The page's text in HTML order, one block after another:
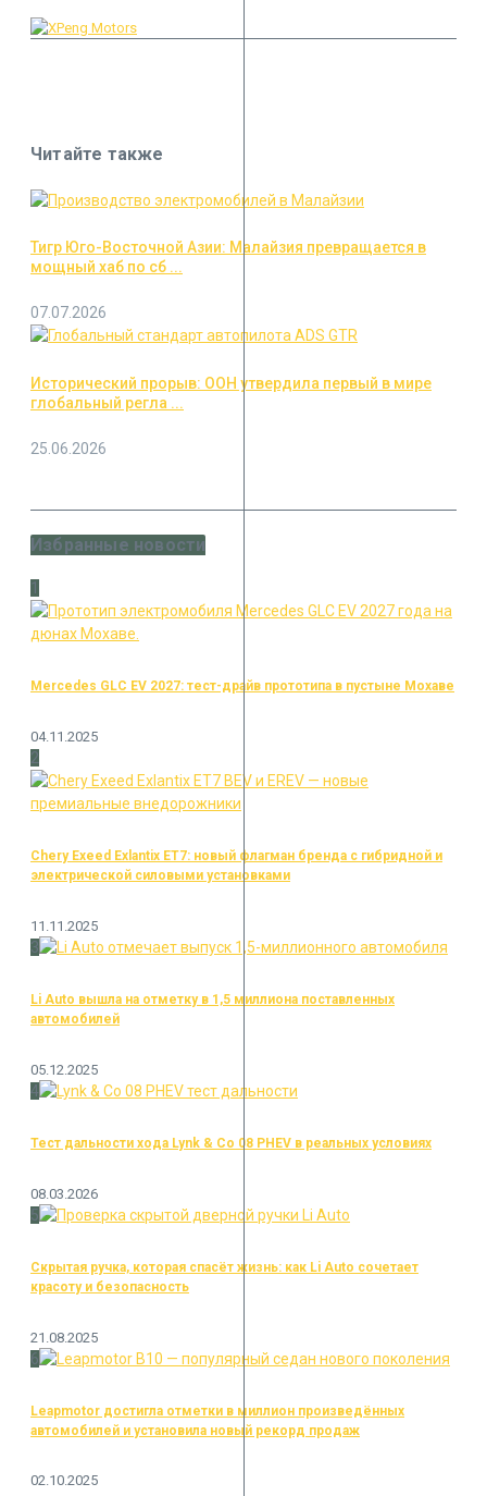
Читайте также
Тигр Юго-Восточной Азии: Малайзия превращается в
мощный хаб по сб ...
07.07.2026
Исторический прорыв: ООН утвердила первый в мире
глобальный регла ...
25.06.2026
Избранные новости
1
Mercedes GLC EV 2027: тест-драйв прототипа в пустыне Мохаве
04.11.2025
2
Chery Exeed Exlantix ET7: новый флагман бренда с гибридной и
электрической силовыми установками
11.11.2025
3
Li Auto вышла на отметку в 1,5 миллиона поставленных
автомобилей
05.12.2025
4
Тест дальности хода Lynk & Co 08 PHEV в реальных условиях
08.03.2026
5
Скрытая ручка, которая спасёт жизнь: как Li Auto сочетает
красоту и безопасность
21.08.2025
6
Leapmotor достигла отметки в миллион произведённых
автомобилей и установила новый рекорд продаж
02.10.2025